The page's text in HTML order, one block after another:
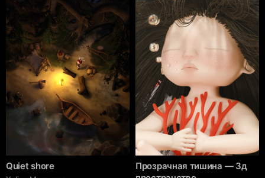
Quiet shore
Прозрачная тишина — 3д